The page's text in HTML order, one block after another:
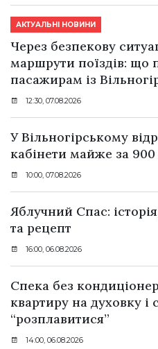
АКТУАЛЬНІ НОВИНИ
Через безпекову
маршрути поїздів: що
пасажирам із
12:30, 07.08.2026
У Вільногірському
кабінети майже за
10:00, 07.08.2026
Яблучний Спас:
та рецепт
16:00, 06.08.2026
Спека без
квартиру на духовку і
“розплавитися”
14:00, 06.08.2026